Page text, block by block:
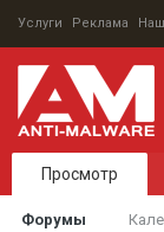
Услуги Реклама
Просмотр
Форумы